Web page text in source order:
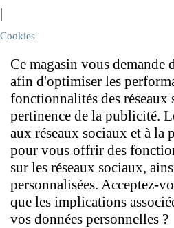
|
Cookies
Ce magasin vous demande
afin d'optimiser les
fonctionnalités des réseaux
pertinence de la publicité.
aux réseaux sociaux et à
pour vous offrir des
sur les réseaux sociaux,
personnalisées. Acceptez-
que les implications
vos données personnelles ?